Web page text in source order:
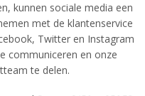
kunnen sociale media een
met de klantenservice
Twitter en Instagram
communiceren en onze
te delen.